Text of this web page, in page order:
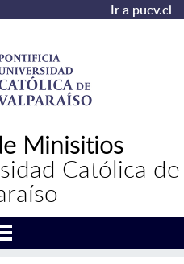
Ir a pucv.cl
Minisitios
Católica de